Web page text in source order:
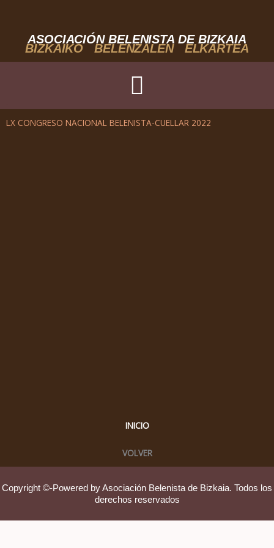
contenidoASOCIACIÓN BELENISTA DE BIZKAIA
BIZKAIKO BELENZALEN ELKARTEA
LX CONGRESO NACIONAL BELENISTA-CUELLAR 2022
INICIO
VOLVER
Copyright ©-Powered by Asociación Belenista de Bizkaia. Todos los
derechos reservados